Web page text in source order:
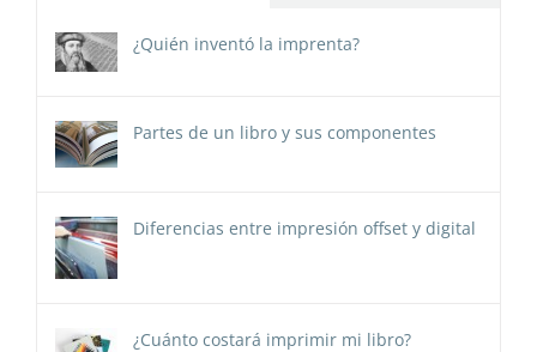
¿Quién inventó la imprenta?
Partes de un libro y sus componentes
Diferencias entre impresión offset y digital
¿Cuánto costará imprimir mi libro?